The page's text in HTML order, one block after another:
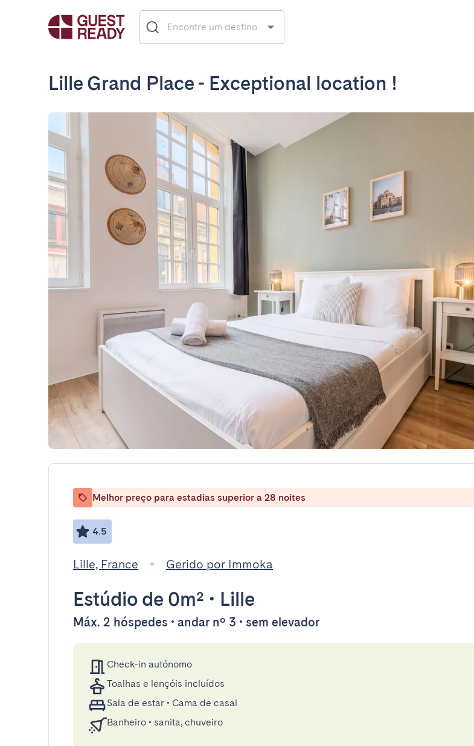
Lille Grand Place - Exceptional location !
Melhor preço para estadias superior a 28 noites
4.5
Lille, France Gerido por Immoka
Estúdio de 0m² • Lille
Máx. 2 hóspedes • andar nº 3 • sem elevador
Check-in autónomo
Toalhas e lençóis incluídos
Sala de estar • Cama de casal
Banheiro • sanita, chuveiro